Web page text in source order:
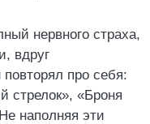
нервного страха,
вдруг
про себя:
стрелок», «Броня
наполняя эти